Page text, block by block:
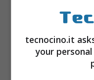
tecnocino.it
your